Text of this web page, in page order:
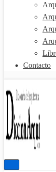
Contacto
Menú